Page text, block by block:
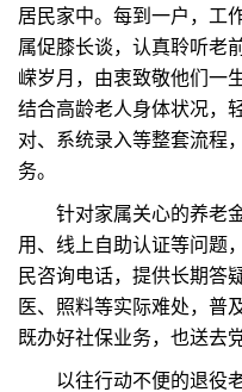
居民家中。每到一户，工
属促膝长谈，认真聆听老
嵘岁月，由衷致敬他们一
结合高龄老人身体状况，
对、系统录入等整套流程
务。
针对家属关心的养老金
用、线上自助认证等问题
民咨询电话，提供长期答
医、照料等实际难处，普
既办好社保业务，也送去
以往行动不便的退役老